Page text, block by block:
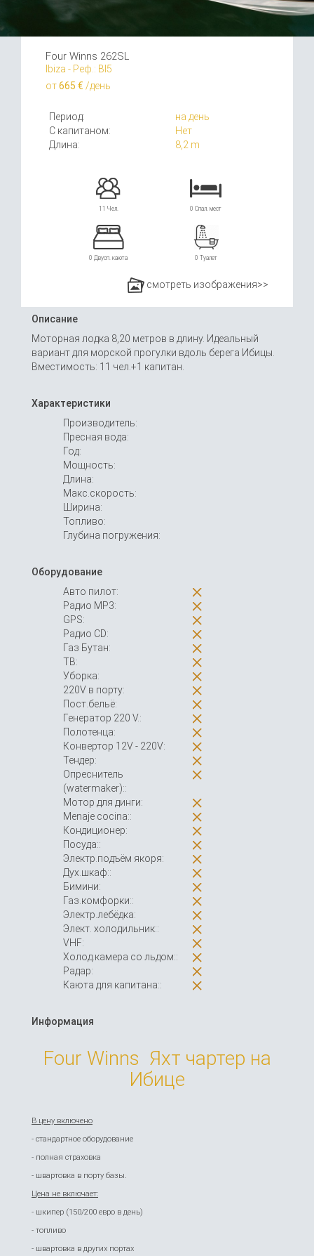
Four Winns 262SL
Ibiza - Реф.: BI5
от665 € /день
Период:
на день
С капитаном:
Нет
Длина:
8,2 m
11 Чел. 0 Спал. мест
0 Двусп. каюта 0 Туалет
смотреть изображения>>
Описание
Моторная лодка 8,20 метров в длину. Идеальный
вариант для морской прогулки вдоль берега Ибицы.
Вместимость: 11 чел.+1 капитан.
Характеристики
Производитель:
Пресная вода:
Год:
Мощность:
Длина:
Макс.скорость:
Ширина:
Топливо:
Глубина погружения:
Оборудование
Авто пилот:
Радио MP3:
GPS:
Радио CD:
Газ Бутан:
ТВ:
Уборка:
220V в порту:
Пост.бельё:
Генератор 220 V.:
Полотенца:
Конвертор 12V - 220V:
Тендер:
Опреснитель
(watermaker)::
Мотор для динги:
Menaje cocina::
Кондиционер:
Посуда::
Электр.подъём якоря:
Дух.шкаф::
Бимини:
Газ.комфорки::
Электр.лебёдка:
Элект. холодильник::
VHF:
Холод.камера со льдом::
Радар:
Каюта для капитана::
Информация
Four Winns Яхт чартер на
Ибице
В цену включено
- стандартное оборудование
- полная страховка
- швартовка в порту базы.
Цена не включает:
- шкипер (150/200 евро в день)
- топливо
- швартовка в других портах